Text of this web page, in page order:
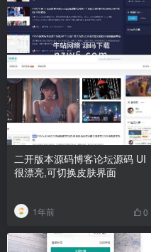
二开版本源码博客论坛源码 UI
很漂亮,可切换皮肤界面
1年前 0